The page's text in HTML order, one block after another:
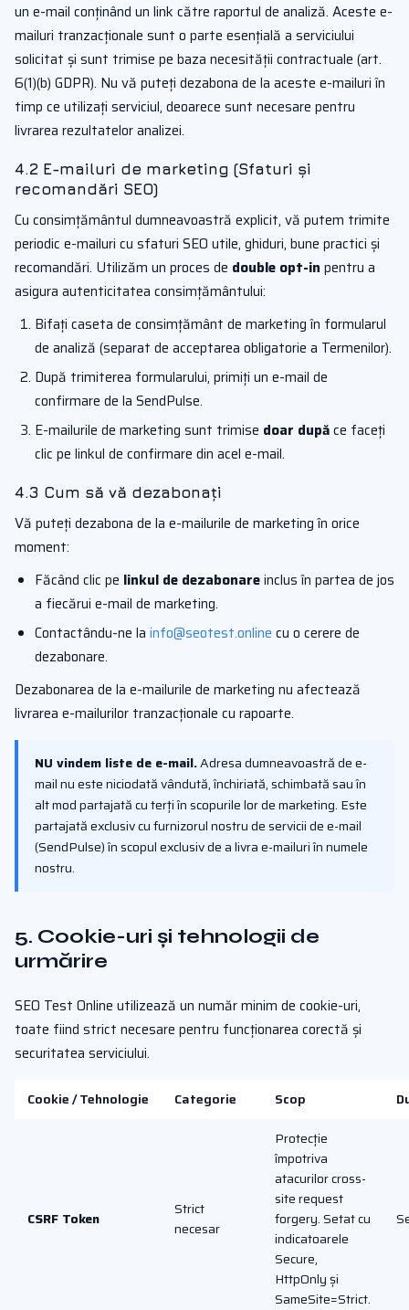
un e-mail conținând un link către raportul de analiză. Aceste e-
mailuri tranzacționale sunt o parte esențială a serviciului
solicitat și sunt trimise pe baza necesității contractuale (art.
6(1)(b) GDPR). Nu vă puteți dezabona de la aceste e-mailuri în
timp ce utilizați serviciul, deoarece sunt necesare pentru
livrarea rezultatelor analizei.
4.2 E-mailuri de marketing (Sfaturi și
recomandări SEO)
Cu consimțământul dumneavoastră explicit, vă putem trimite
periodic e-mailuri cu sfaturi SEO utile, ghiduri, bune practici și
recomandări. Utilizăm un proces de double opt-in pentru a
asigura autenticitatea consimțământului:
Bifați caseta de consimțământ de marketing în formularul
de analiză (separat de acceptarea obligatorie a Termenilor).
După trimiterea formularului, primiți un e-mail de
confirmare de la SendPulse.
E-mailurile de marketing sunt trimise doar dupăce faceți
clic pe linkul de confirmare din acel e-mail.
4.3 Cum să vă dezabonați
Vă puteți dezabona de la e-mailurile de marketing în orice
moment:
Făcând clic pe linkul de dezabonareinclus în partea de jos
a fiecărui e-mail de marketing.
Contactându-ne la info@seotest.online cu o cerere de
dezabonare.
Dezabonarea de la e-mailurile de marketing nu afectează
livrarea e-mailurilor tranzacționale cu rapoarte.
NU vindem liste de e-mail.Adresa dumneavoastră de e-
mail nu este niciodată vândută, închiriată, schimbată sau în
alt mod partajată cu terți în scopurile lor de marketing. Este
partajată exclusiv cu furnizorul nostru de servicii de e-mail
(SendPulse) în scopul exclusiv de a livra e-mailuri în numele
nostru.
5. Cookie-uri și tehnologii de
urmărire
SEO Test Online utilizează un număr minim de cookie-uri,
toate fiind strict necesare pentru funcționarea corectă și
securitatea serviciului.
Cookie / Tehnologie Categorie Scop
CSRF Token
Strict
necesar
Protecție
împotriva
atacurilor cross-
site request
forgery. Setat cu
indicatoarele
Secure,
HttpOnly și
SameSite=Strict.